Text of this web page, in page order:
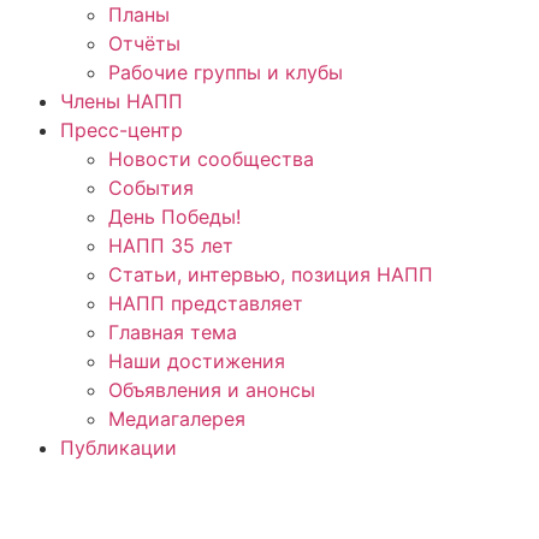
Планы
Отчёты
Рабочие группы и клубы
Члены НАПП
Пресс-центр
Новости сообщества
События
День Победы!
НАПП 35 лет
Статьи, интервью, позиция НАПП
НАПП представляет
Главная тема
Наши достижения
Объявления и анонсы
Медиагалерея
Публикации